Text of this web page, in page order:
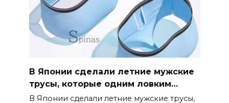
В Японии сделали летние мужские
трусы, которые одним ловким…
В Японии сделали летние мужские трусы,